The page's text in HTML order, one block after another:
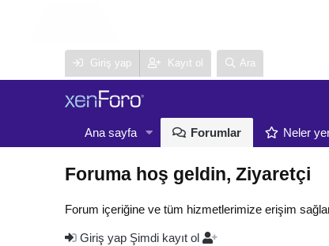
Giriş yap Kayıt ol Ara
Ana sayfa Forumlar Neler
Foruma hoş geldin, Ziyaretçi
Forum içeriğine ve tüm hizmetlerimize erişim
Giriş yap Şimdi kayıt ol